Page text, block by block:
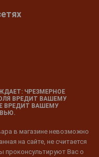
ЧРЕЗМЕРНОЕ
ВРЕДИТ ВАШЕМУ
ВРЕДИТ ВАШЕМУ
в магазине невозможно
на сайте, не считается
проконсультируют Вас о